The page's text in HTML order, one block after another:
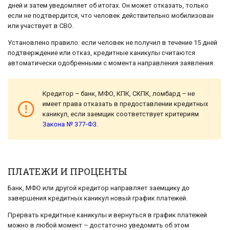
дней и затем уведомляет об итогах. Он может отказать, только
если не подтвердится, что человек действительно мобилизован
или участвует в СВО.
Установлено правило: если человек не получил в течение 15 дней
подтверждение или отказ, кредитные каникулы считаются
автоматически одобренными с момента направления заявления.
Кредитор – банк, МФО, КПК, СКПК, ломбард – не
имеет права отказать в предоставлении кредитных
каникул, если заемщик соответствует критериям
Закона № 377-ФЗ.
ПЛАТЕЖИ И ПРОЦЕНТЫ
Банк, МФО или другой кредитор направляет заемщику до
завершения кредитных каникул новый график платежей.
Прервать кредитные каникулы и вернуться в график платежей
можно в любой момент – достаточно уведомить об этом